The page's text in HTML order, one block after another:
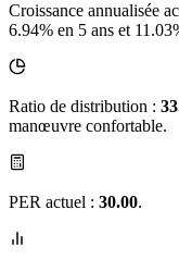
Croissance annualisée
6.94% en 5 ans et
Ratio de distribution :
manœuvre confortable.
PER actuel : 30.00.